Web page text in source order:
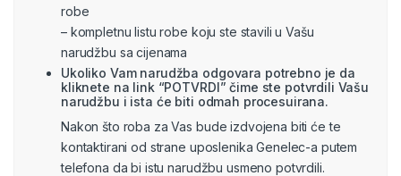
robe
– kompletnu listu robe koju ste stavili u Vašu
narudžbu sa cijenama
Ukoliko Vam narudžba odgovara potrebno je da
kliknete na link “POTVRDI” čime ste potvrdili Vašu
narudžbu i ista će biti odmah procesuirana.
Nakon što roba za Vas bude izdvojena biti će te
kontaktirani od strane uposlenika Genelec-a putem
telefona da bi istu narudžbu usmeno potvrdili.